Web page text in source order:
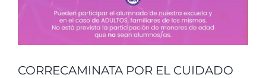
CORRECAMINATA POR EL CUIDADO